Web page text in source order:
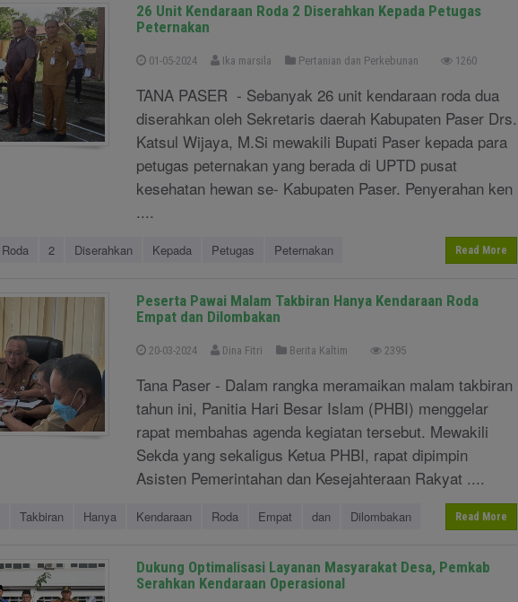
26 Unit Kendaraan Roda 2 Diserahkan Kepada Petugas
Peternakan
01-05-2024 Ika marsila Pertanian dan Perkebunan 1260
TANA PASER - Sebanyak 26 unit kendaraan roda dua
diserahkan oleh Sekretaris daerah Kabupaten Paser Drs.
Katsul Wijaya, M.Si mewakili Bupati Paser kepada para
petugas peternakan yang berada di UPTD pusat
kesehatan hewan se- Kabupaten Paser. Penyerahan ken
....
Roda 2 Diserahkan Kepada Petugas Peternakan Read More
Peserta Pawai Malam Takbiran Hanya Kendaraan Roda
Empat dan Dilombakan
20-03-2024 Dina Fitri Berita Kaltim 2395
Tana Paser - Dalam rangka meramaikan malam takbiran
tahun ini, Panitia Hari Besar Islam (PHBI) menggelar
rapat membahas agenda kegiatan tersebut. Mewakili
Sekda yang sekaligus Ketua PHBI, rapat dipimpin
Asisten Pemerintahan dan Kesejahteraan Rakyat ....
Takbiran Hanya Kendaraan Roda Empat dan Dilombakan Read More
Dukung Optimalisasi Layanan Masyarakat Desa, Pemkab
Serahkan Kendaraan Operasional